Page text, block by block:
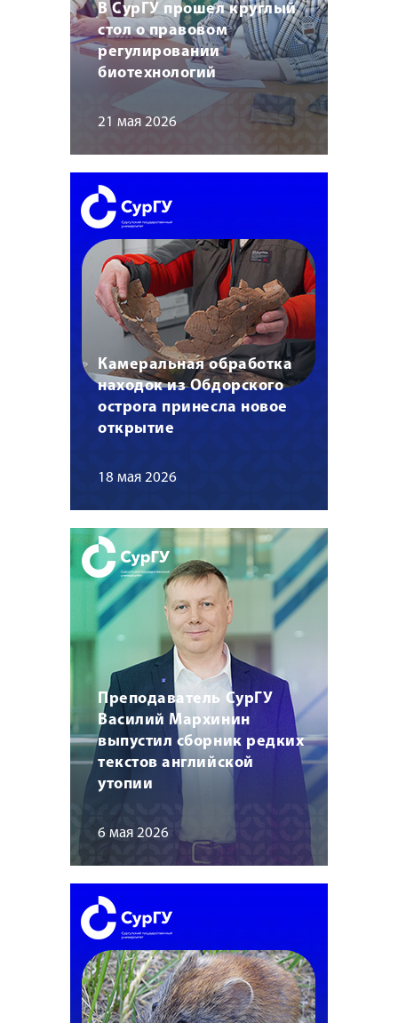
В СурГУ прошел круглый
стол о правовом
регулировании
биотехнологий
21 мая 2026
Камеральная обработка
находок из Обдорского
острога принесла новое
открытие
18 мая 2026
Преподаватель СурГУ
Василий Мархинин
выпустил сборник редких
текстов английской
утопии
6 мая 2026